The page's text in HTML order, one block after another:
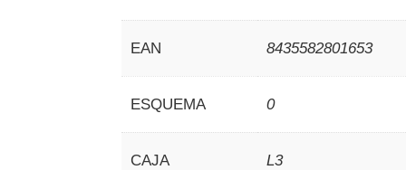
EAN 8435582801653
ESQUEMA 0
CAJA L3